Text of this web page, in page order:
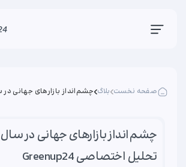
صفحه نخست بلاگ
تحلیل اختصاصی Greenup24